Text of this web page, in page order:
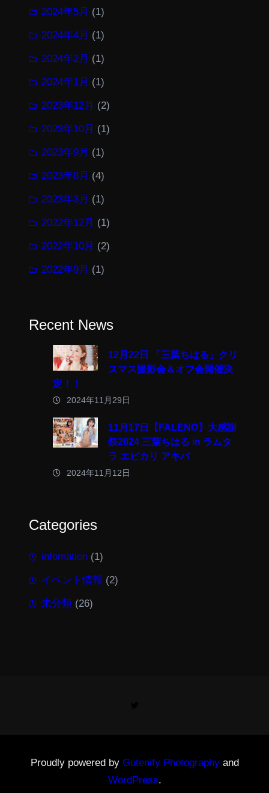
2024年5月 (1)
2024年4月 (1)
2024年2月 (1)
2024年1月 (1)
2023年12月 (2)
2023年10月 (1)
2023年9月 (1)
2023年8月 (4)
2023年3月 (1)
2022年12月 (1)
2022年10月 (2)
2022年9月 (1)
Recent News
12月22日 「三葉ちはる」クリ
スマス撮影会＆オフ会開催決
定！！
2024年11月29日
11月17日【FALENO】大感謝
祭2024 三葉ちはる in ラムタ
ラ エピカリ アキバ
2024年11月12日
Categories
infomation (1)
イベント情報 (2)
未分類 (26)
Proudly powered by Gutenify Photography and
WordPress.